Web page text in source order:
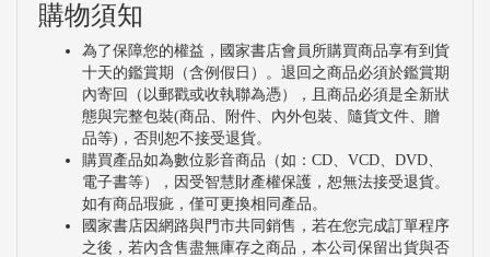
購物須知
為了保障您的權益，國家書店會員所購買商品享有到貨
十天的鑑賞期（含例假日）。退回之商品必須於鑑賞期
內寄回（以郵戳或收執聯為憑），且商品必須是全新狀
態與完整包裝(商品、附件、內外包裝、隨貨文件、贈
品等)，否則恕不接受退貨。
購買產品如為數位影音商品（如：CD、VCD、DVD、
電子書等），因受智慧財產權保護，恕無法接受退貨。
如有商品瑕疵，僅可更換相同產品。
國家書店因網路與門市共同銷售，若在您完成訂單程序
之後，若內含售盡無庫存之商品，本公司保留出貨與否